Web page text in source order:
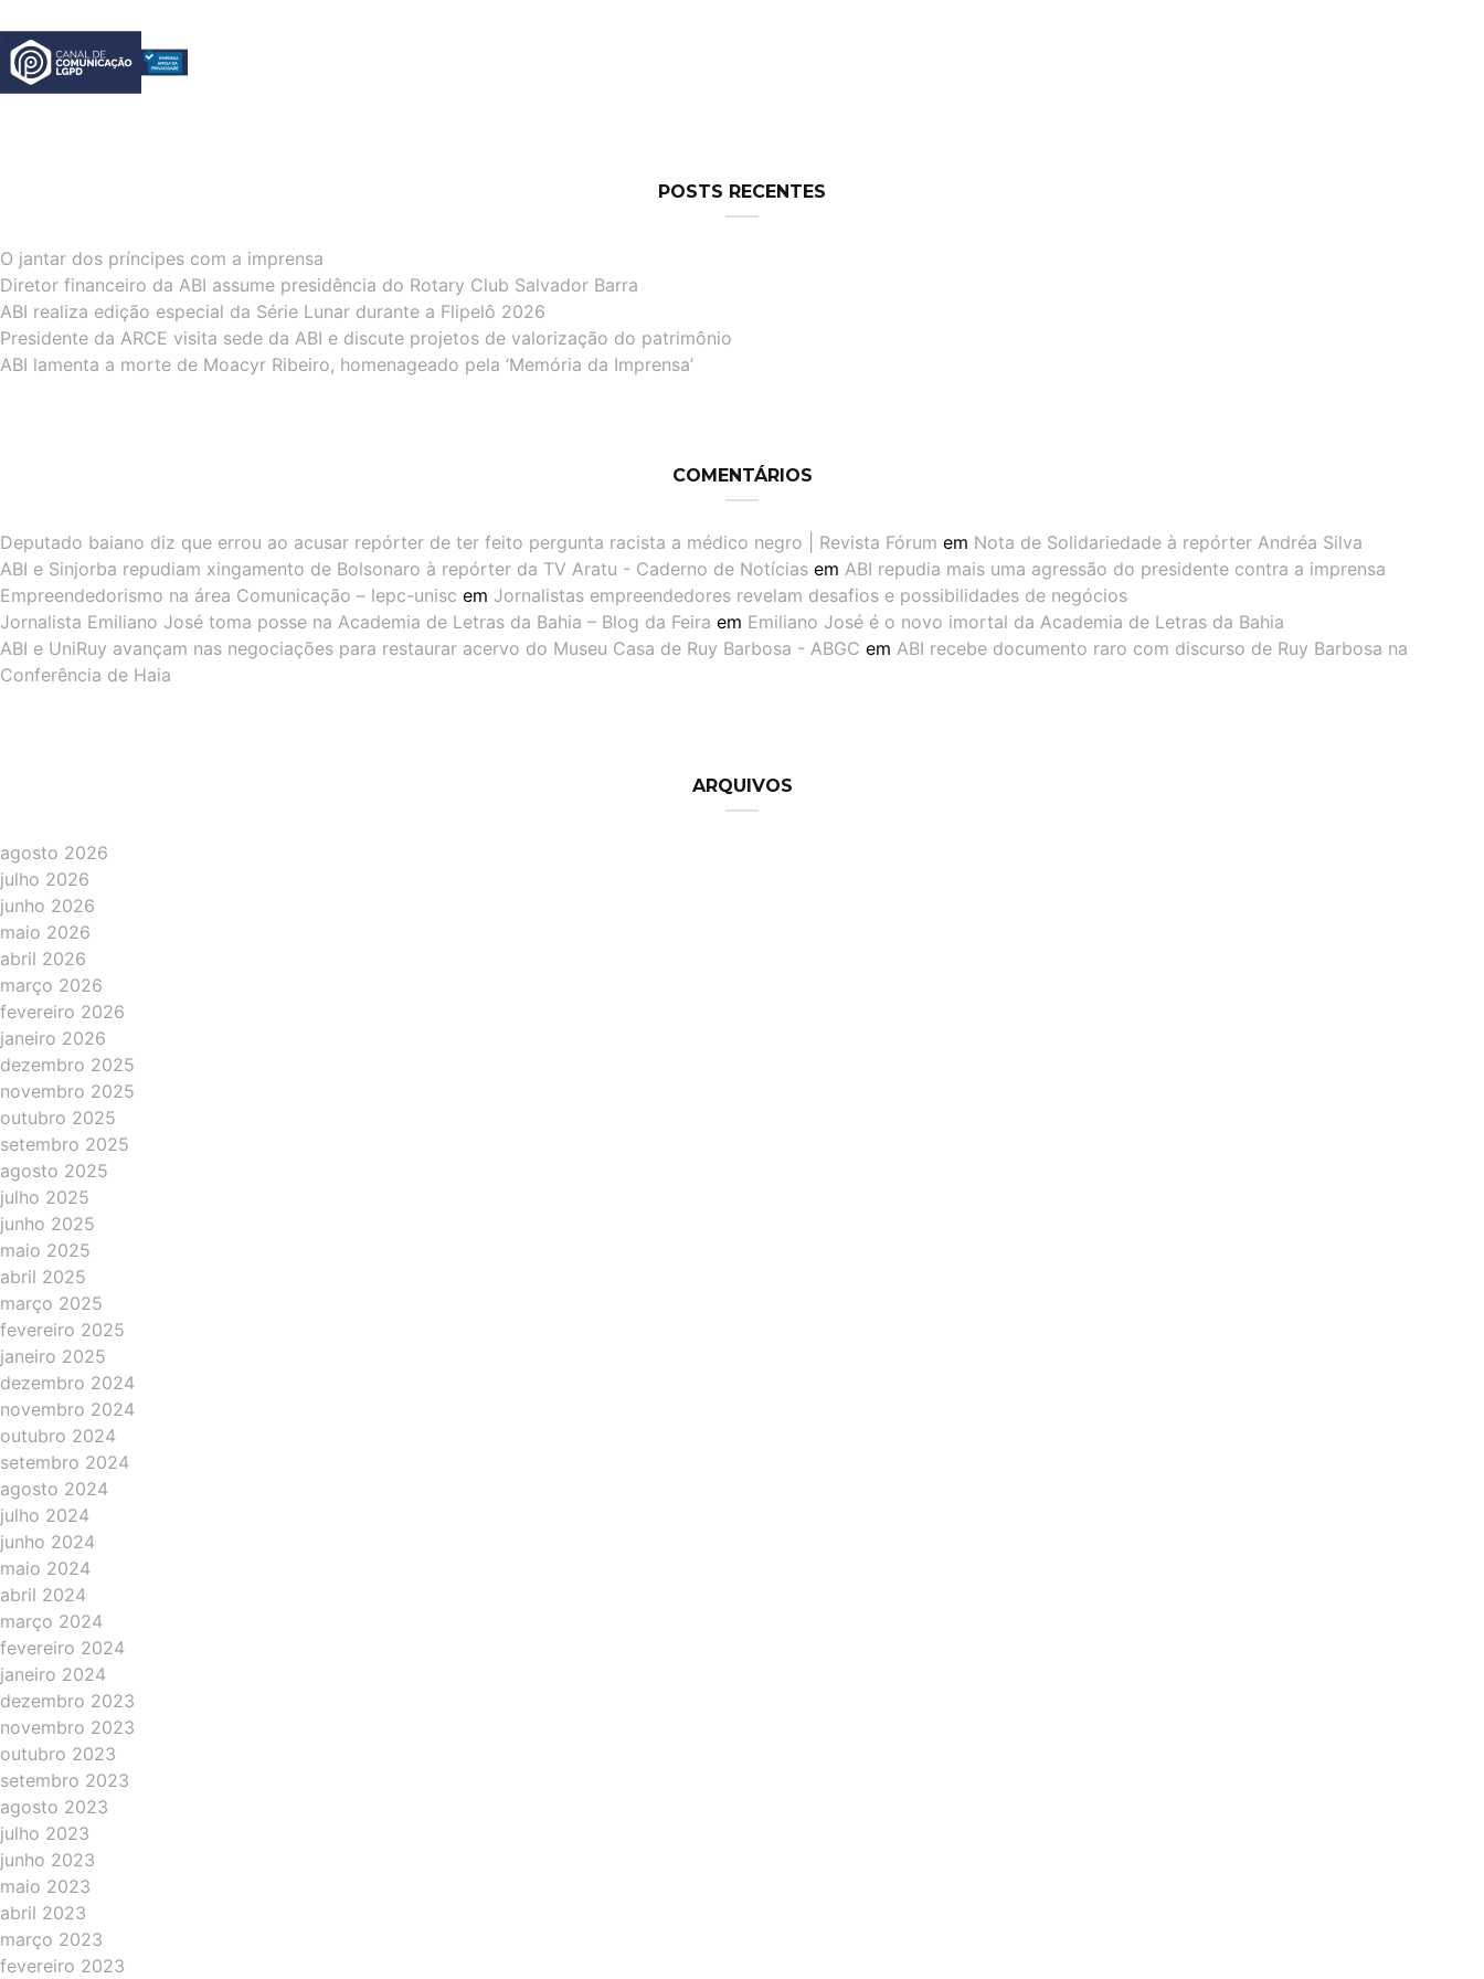
POSTS RECENTES
O jantar dos príncipes com a imprensa
Diretor financeiro da ABI assume presidência do Rotary Club Salvador Barra
ABI realiza edição especial da Série Lunar durante a Flipelô 2026
Presidente da ARCE visita sede da ABI e discute projetos de valorização do patrimônio
ABI lamenta a morte de Moacyr Ribeiro, homenageado pela ‘Memória da Imprensa’
COMENTÁRIOS
Deputado baiano diz que errou ao acusar repórter de ter feito pergunta racista a médico negro | Revista Fórum em Nota de Solidariedade à repórter Andréa Silva
ABI e Sinjorba repudiam xingamento de Bolsonaro à repórter da TV Aratu - Caderno de Notícias em ABI repudia mais uma agressão do presidente contra a imprensa
Empreendedorismo na área Comunicação – lepc-unisc em Jornalistas empreendedores revelam desafios e possibilidades de negócios
Jornalista Emiliano José toma posse na Academia de Letras da Bahia – Blog da Feira em Emiliano José é o novo imortal da Academia de Letras da Bahia
ABI e UniRuy avançam nas negociações para restaurar acervo do Museu Casa de Ruy Barbosa - ABGC em ABI recebe documento raro com discurso de Ruy Barbosa na
Conferência de Haia
ARQUIVOS
agosto 2026
julho 2026
junho 2026
maio 2026
abril 2026
março 2026
fevereiro 2026
janeiro 2026
dezembro 2025
novembro 2025
outubro 2025
setembro 2025
agosto 2025
julho 2025
junho 2025
maio 2025
abril 2025
março 2025
fevereiro 2025
janeiro 2025
dezembro 2024
novembro 2024
outubro 2024
setembro 2024
agosto 2024
julho 2024
junho 2024
maio 2024
abril 2024
março 2024
fevereiro 2024
janeiro 2024
dezembro 2023
novembro 2023
outubro 2023
setembro 2023
agosto 2023
julho 2023
junho 2023
maio 2023
abril 2023
março 2023
fevereiro 2023